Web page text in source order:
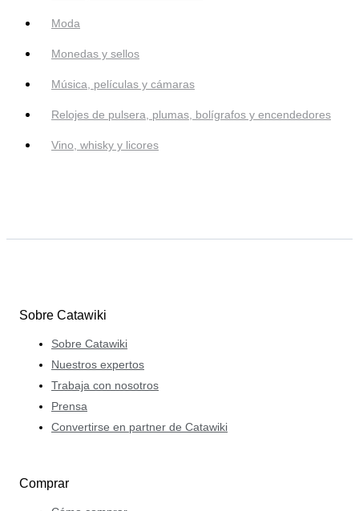
Moda
Monedas y sellos
Música, películas y cámaras
Relojes de pulsera, plumas, bolígrafos y encendedores
Vino, whisky y licores
Sobre Catawiki
Sobre Catawiki
Nuestros expertos
Trabaja con nosotros
Prensa
Convertirse en partner de Catawiki
Comprar